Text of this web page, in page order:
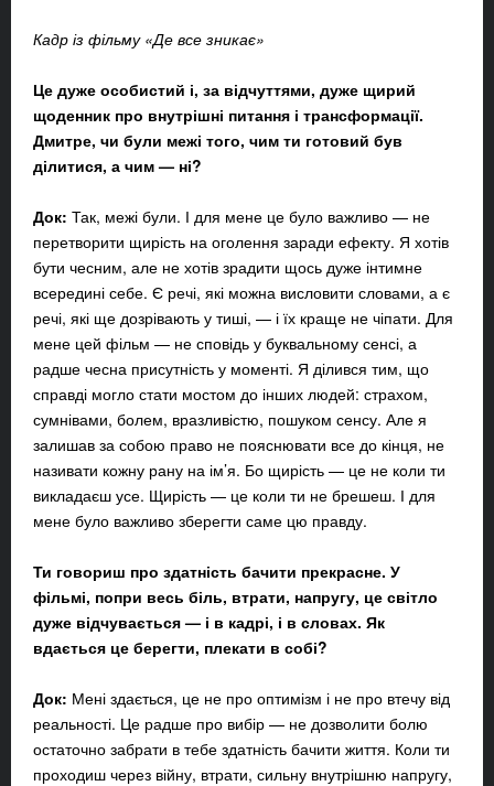
Кадр із фільму «Де все зникає»
Це дуже особистий і, за відчуттями, дуже щирий
щоденник про внутрішні питання і трансформації.
Дмитре, чи були межі того, чим ти готовий був
ділитися, а чим — ні?
Док: Так, межі були. І для мене це було важливо — не
перетворити щирість на оголення заради ефекту. Я хотів
бути чесним, але не хотів зрадити щось дуже інтимне
всередині себе. Є речі, які можна висловити словами, а є
речі, які ще дозрівають у тиші, — і їх краще не чіпати. Для
мене цей фільм — не сповідь у буквальному сенсі, а
радше чесна присутність у моменті. Я ділився тим, що
справді могло стати мостом до інших людей: страхом,
сумнівами, болем, вразливістю, пошуком сенсу. Але я
залишав за собою право не пояснювати все до кінця, не
називати кожну рану на ім’я. Бо щирість — це не коли ти
викладаєш усе. Щирість — це коли ти не брешеш. І для
мене було важливо зберегти саме цю правду.
Ти говориш про здатність бачити прекрасне. У
фільмі, попри весь біль, втрати, напругу, це світло
дуже відчувається — і в кадрі, і в словах. Як
вдається це берегти, плекати в собі?
Док: Мені здається, це не про оптимізм і не про втечу від
реальності. Це радше про вибір — не дозволити болю
остаточно забрати в тебе здатність бачити життя. Коли ти
проходиш через війну, втрати, сильну внутрішню напругу,